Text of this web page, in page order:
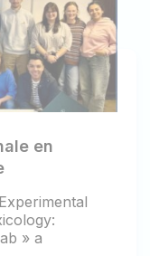
en
» a